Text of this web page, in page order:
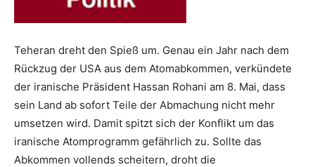
Teheran dreht den Spieß um. Genau ein Jahr nach dem
Rückzug der USA aus dem Atomabkommen, verkündete
der iranische Präsident Hassan Rohani am 8. Mai, dass
sein Land ab sofort Teile der Abmachung nicht mehr
umsetzen wird. Damit spitzt sich der Konflikt um das
iranische Atomprogramm gefährlich zu. Sollte das
Abkommen vollends scheitern, droht die